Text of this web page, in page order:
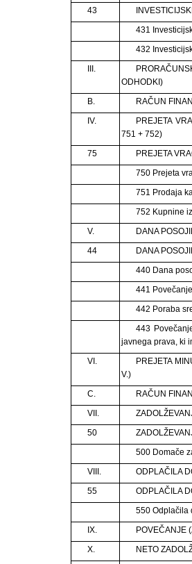
43
431
432
III.
ODHODKI)
B.
RAČUN
IV.
PREJETA
751 + 752)
75
PREJETA
750 Prejeta
751 Prodaja
752 Kupnine
V.
DANA
44
DANA
440 Dana
441
442 Poraba
443
javnega prava, ki
VI.
PREJETA
V.)
C.
RAČUN
VII.
50
500 Domače
VIII.
ODPLAČILA
55
ODPLAČILA
550 Odplačila
IX.
POVEČANJE
X.
NETO